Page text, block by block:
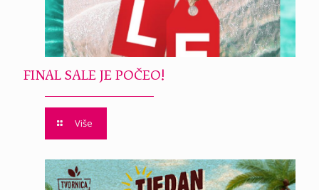
FINAL SALE JE POČEO!
Više